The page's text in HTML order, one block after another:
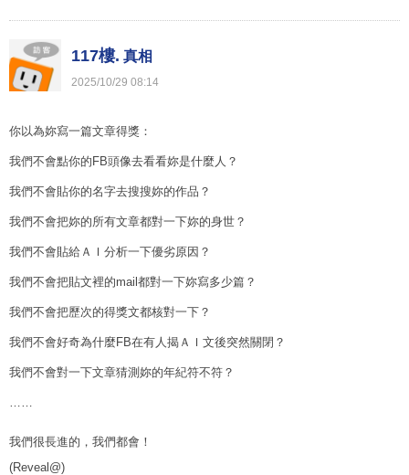
117樓. 真相
2025/10/29 08:14
你以為妳寫一篇文章得獎：
我們不會點你的FB頭像去看看妳是什麼人？
我們不會貼你的名字去搜搜妳的作品？
我們不會把妳的所有文章都對一下妳的身世？
我們不會貼給ＡＩ分析一下優劣原因？
我們不會把貼文裡的mail都對一下妳寫多少篇？
我們不會把歷次的得獎文都核對一下？
我們不會好奇為什麼FB在有人揭ＡＩ文後突然關閉？
我們不會對一下文章猜測妳的年紀符不符？
……
我們很長進的，我們都會！
(Reveal@)